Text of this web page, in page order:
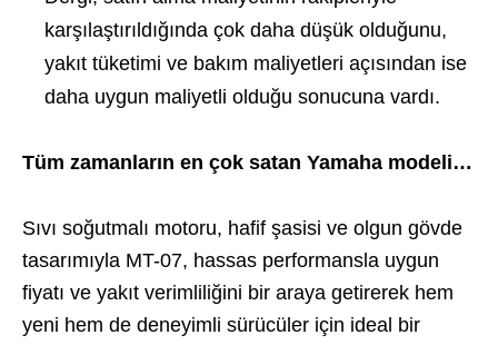
karşılaştırıldığında çok daha düşük olduğunu,
yakıt tüketimi ve bakım maliyetleri açısından ise
daha uygun maliyetli olduğu sonucuna vardı.
Tüm zamanların en çok satan Yamaha modeli…
Sıvı soğutmalı motoru, hafif şasisi ve olgun gövde
tasarımıyla MT-07, hassas performansla uygun
fiyatı ve yakıt verimliliğini bir araya getirerek hem
yeni hem de deneyimli sürücüler için ideal bir